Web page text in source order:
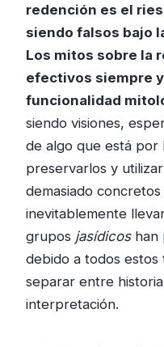
redención es el
siendo falsos bajo
Los mitos sobre la
efectivos siempre
funcionalidad
siendo visiones,
de algo que está por
preservarlos y
demasiado
inevitablemente
grupos jasídicos han
debido a todos estos
separar entre
interpretación.